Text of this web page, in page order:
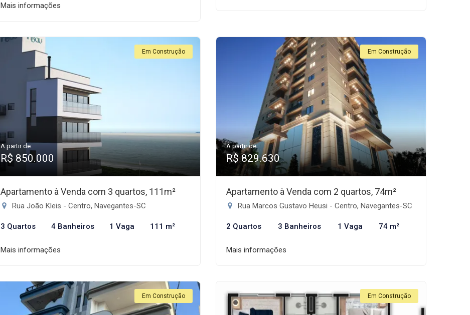
Mais informações
Em Construção
A partir de:
R$ 850.000
Apartamento à Venda com 3 quartos, 111m²
Rua João Kleis - Centro, Navegantes-SC
3 Quartos 4 Banheiros 1 Vaga 111 m²
Mais informações
Em Construção
A partir de:
R$ 829.630
Apartamento à Venda com 2 quartos, 74m²
Rua Marcos Gustavo Heusi - Centro, Navegantes-SC
2 Quartos 3 Banheiros 1 Vaga 74 m²
Mais informações
Em Construção Em Construção